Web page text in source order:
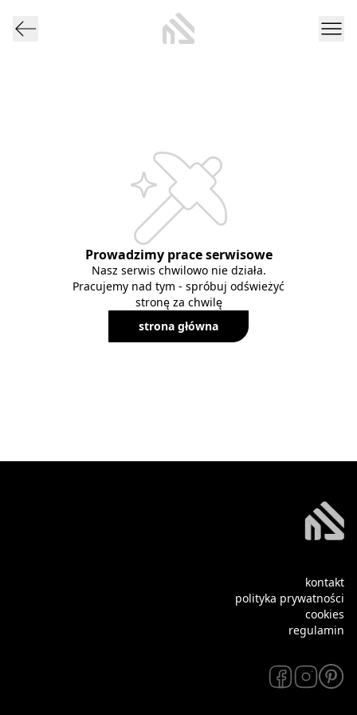
Prowadzimy prace serwisowe
Nasz serwis chwilowo nie działa.
Pracujemy nad tym - spróbuj odświeżyć
stronę za chwilę
strona główna
kontakt
polityka prywatności
cookies
regulamin